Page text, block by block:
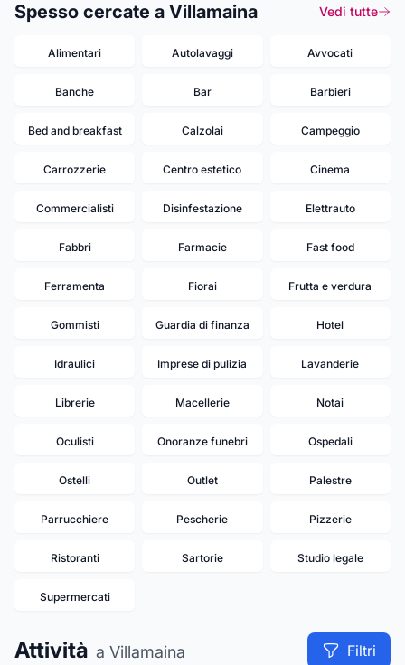
Spesso cercate a Villamaina Vedi tutte
Alimentari Autolavaggi Avvocati
Banche Bar Barbieri
Bed and breakfast Calzolai Campeggio
Carrozzerie Centro estetico Cinema
Commercialisti Disinfestazione Elettrauto
Fabbri Farmacie Fast food
Ferramenta Fiorai Frutta e verdura
Gommisti Guardia di finanza Hotel
Idraulici Imprese di pulizia Lavanderie
Librerie Macellerie Notai
Oculisti Onoranze funebri Ospedali
Ostelli Outlet Palestre
Parrucchiere Pescherie Pizzerie
Ristoranti Sartorie Studio legale
Supermercati
Attività a Villamaina Filtri